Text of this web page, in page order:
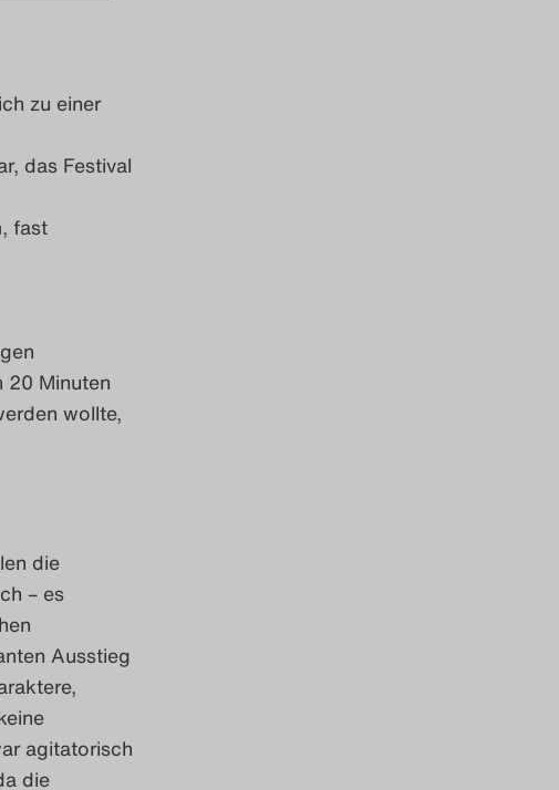
zu einer
das Festival
fast
20 Minuten
wollte,
die
– es
Ausstieg
agitatorisch
die